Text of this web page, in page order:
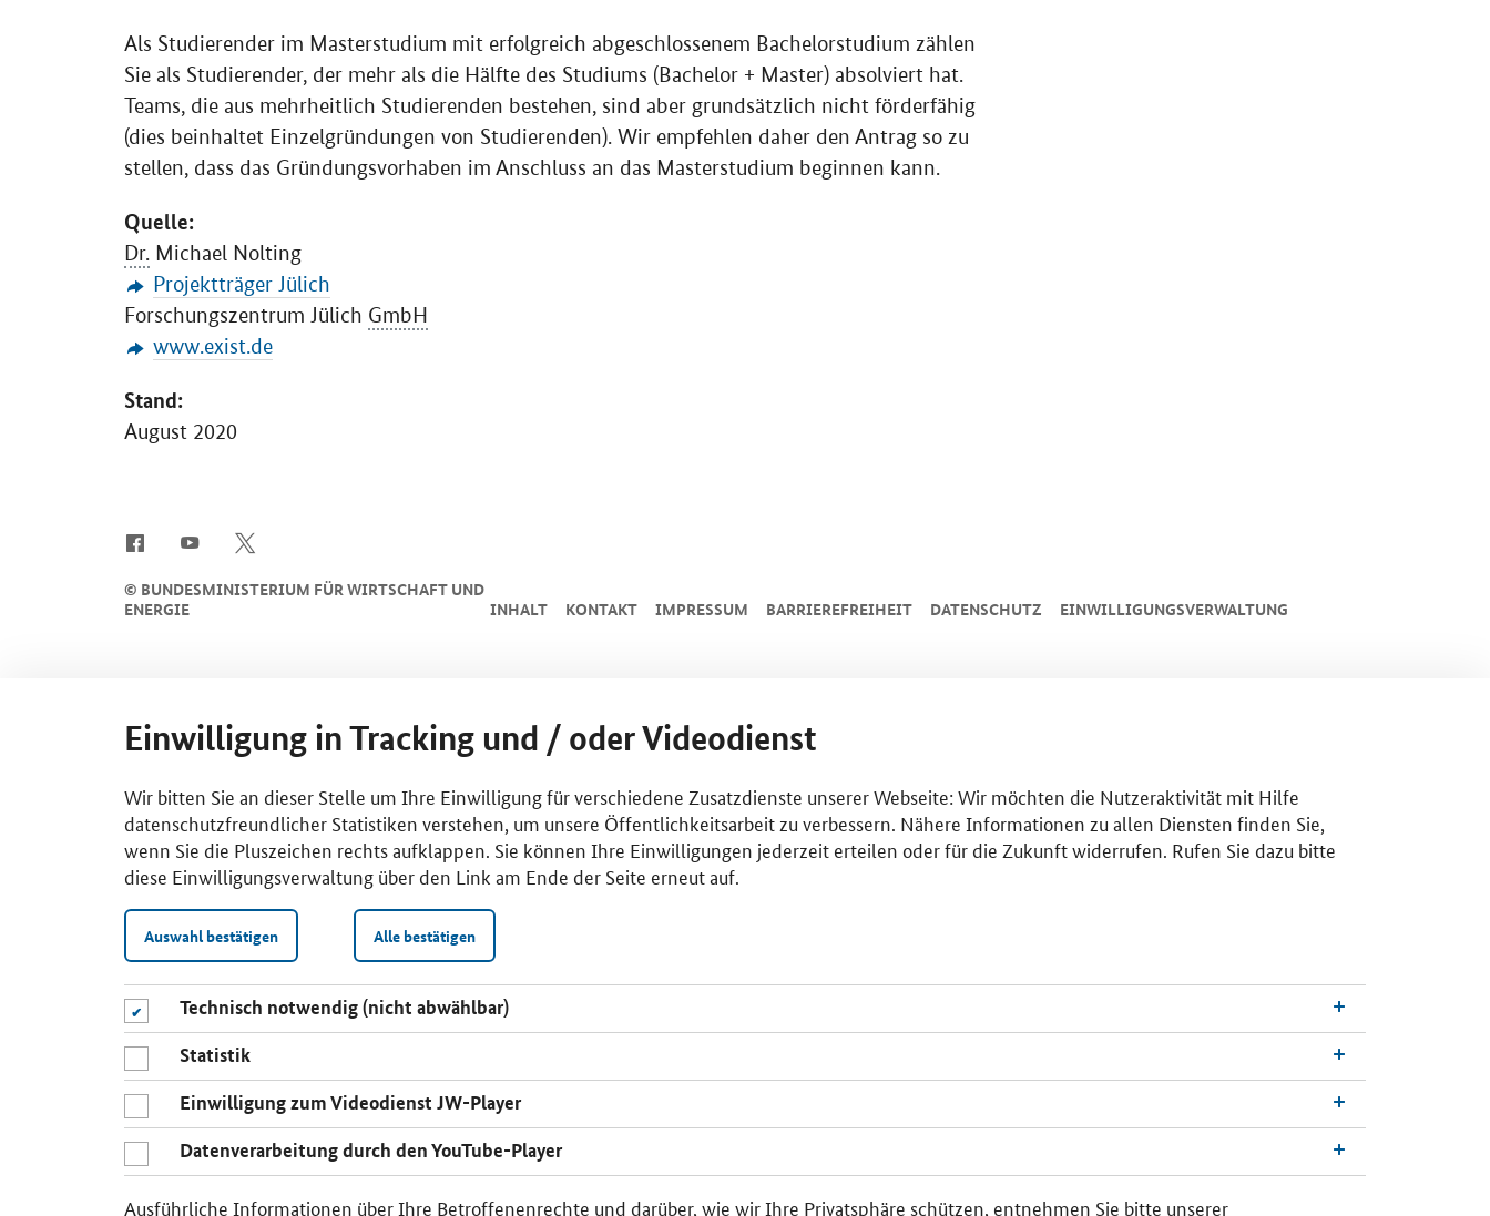
Als Studierender im Masterstudium mit erfolgreich abgeschlossenem Bachelorstudium zählen
Sie als Studierender, der mehr als die Hälfte des Studiums (Bachelor + Master) absolviert hat.
Teams, die aus mehrheitlich Studierenden bestehen, sind aber grundsätzlich nicht förderfähig
(dies beinhaltet Einzelgründungen von Studierenden). Wir empfehlen daher den Antrag so zu
stellen, dass das Gründungsvorhaben im Anschluss an das Masterstudium beginnen kann.
Quelle:
Dr. Michael Nolting
Projektträger Jülich
Forschungszentrum Jülich GmbH
www.exist.de
Stand:
August 2020
© BUNDESMINISTERIUM FÜR WIRTSCHAFT UND
ENERGIE
INHALT KONTAKT IMPRESSUM BARRIEREFREIHEIT DATENSCHUTZ EINWILLIGUNGSVERWALTUNG
Einwilligung in Tracking und / oder Videodienst
Wir bitten Sie an dieser Stelle um Ihre Einwilligung für verschiedene Zusatzdienste unserer Webseite: Wir möchten die Nutzeraktivität mit Hilfe
datenschutzfreundlicher Statistiken verstehen, um unsere Öffentlichkeitsarbeit zu verbessern. Nähere Informationen zu allen Diensten finden Sie,
wenn Sie die Pluszeichen rechts aufklappen. Sie können Ihre Einwilligungen jederzeit erteilen oder für die Zukunft widerrufen. Rufen Sie dazu bitte
diese Einwilligungsverwaltung über den Link am Ende der Seite erneut auf.
Auswahl bestätigen Alle bestätigen
Technisch notwendig (nicht abwählbar)
Statistik
Einwilligung zum Videodienst JW-Player
Datenverarbeitung durch den YouTube-Player
Ausführliche Informationen über Ihre Betroffenenrechte und darüber, wie wir Ihre Privatsphäre schützen, entnehmen Sie bitte unserer